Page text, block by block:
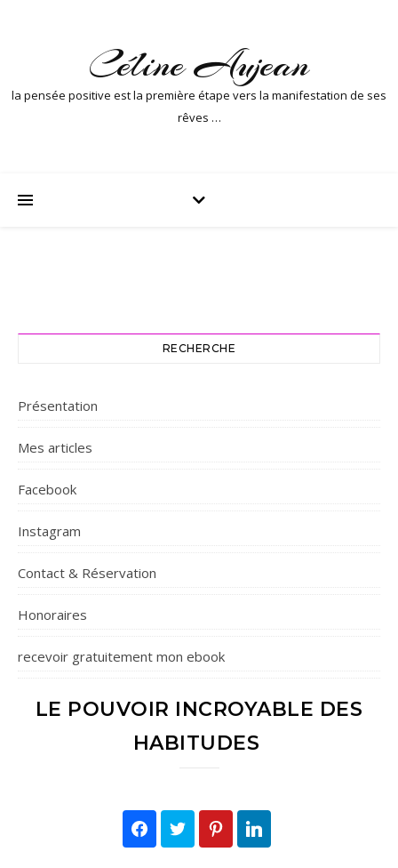
Céline Aujean
la pensée positive est la première étape vers la manifestation de ses
rêves …
RECHERCHE
Présentation
Mes articles
Facebook
Instagram
Contact & Réservation
Honoraires
recevoir gratuitement mon ebook
LE POUVOIR INCROYABLE DES
HABITUDES
FacebookTwitter Pinterest